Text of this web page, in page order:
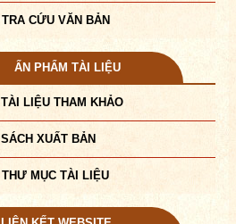
TRA CỨU VĂN BẢN
ẤN PHẨM TÀI LIỆU
TÀI LIỆU THAM KHẢO
SÁCH XUẤT BẢN
THƯ MỤC TÀI LIỆU